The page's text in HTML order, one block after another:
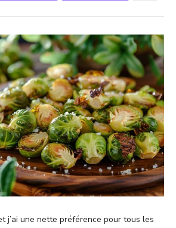
j’ai une nette préférence pour tous les